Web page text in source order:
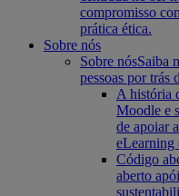
compromisso
prática ética.
Sobre nós
Sobre nósSaiba
pessoas por trás
A história
Moodle e
de apoiar
eLearning
Código
aberto